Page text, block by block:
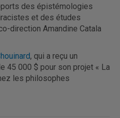
des épistémologies
et des études
direction Amandine Catala
, qui a reçu un
45 000 $ pour son projet « La
les philosophes